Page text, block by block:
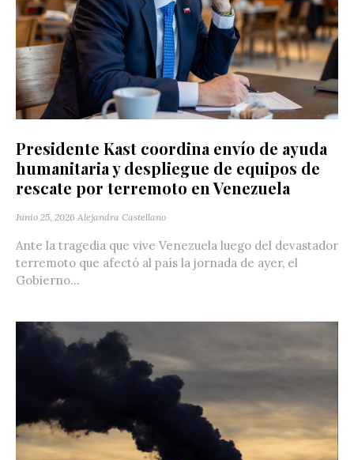
Presidente Kast coordina envío de ayuda
humanitaria y despliegue de equipos de
rescate por terremoto en Venezuela
Junio 25, 2026 Alejandra Castellano
Ante la tragedia que vive Venezuela luego del devastador
terremoto que afectó al país la jornada de ayer, el
Gobierno...